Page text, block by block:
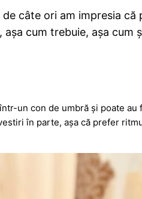
câte ori am impresia că
cum trebuie, așa cum
un con de umbră și poate au
în parte, așa că prefer